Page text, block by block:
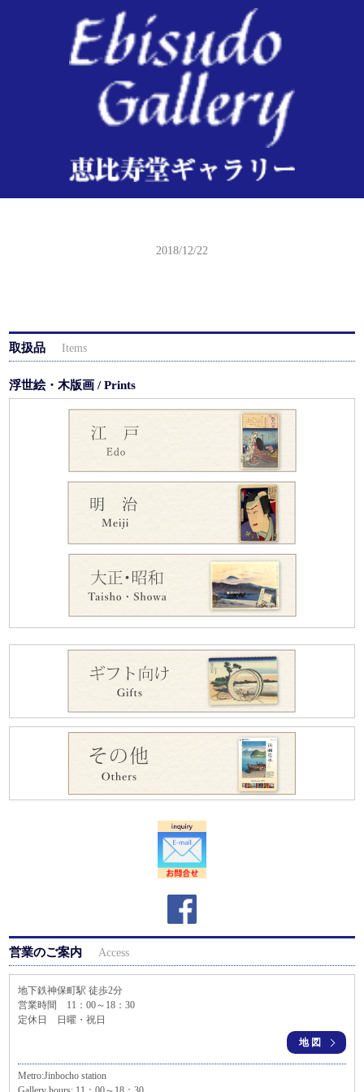
2018/12/22
取扱品 Items
浮世絵・木版画 / Prints
営業のご案内 Access
地下鉄神保町駅 徒歩2分
営業時間 11：00～18：30
定休日 日曜・祝日
地図
Metro:Jinbocho station